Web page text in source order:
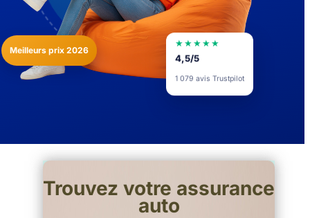
Meilleurs prix 2026
★★★★★
4,5/5
1 079 avis Trustpilot
Trouvez votre assurance
auto